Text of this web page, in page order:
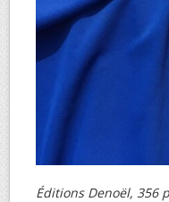
Éditions Denoël, 356